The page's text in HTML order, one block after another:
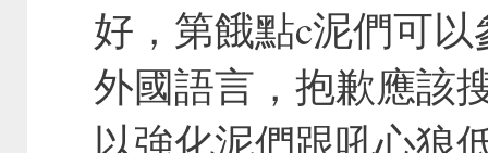
好，第餓點c泥們可
外國語言，抱歉應該
以強化泥們跟吼心狼